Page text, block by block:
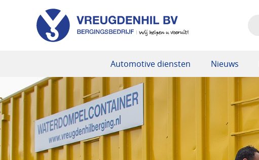
Automotive diensten Nieuws